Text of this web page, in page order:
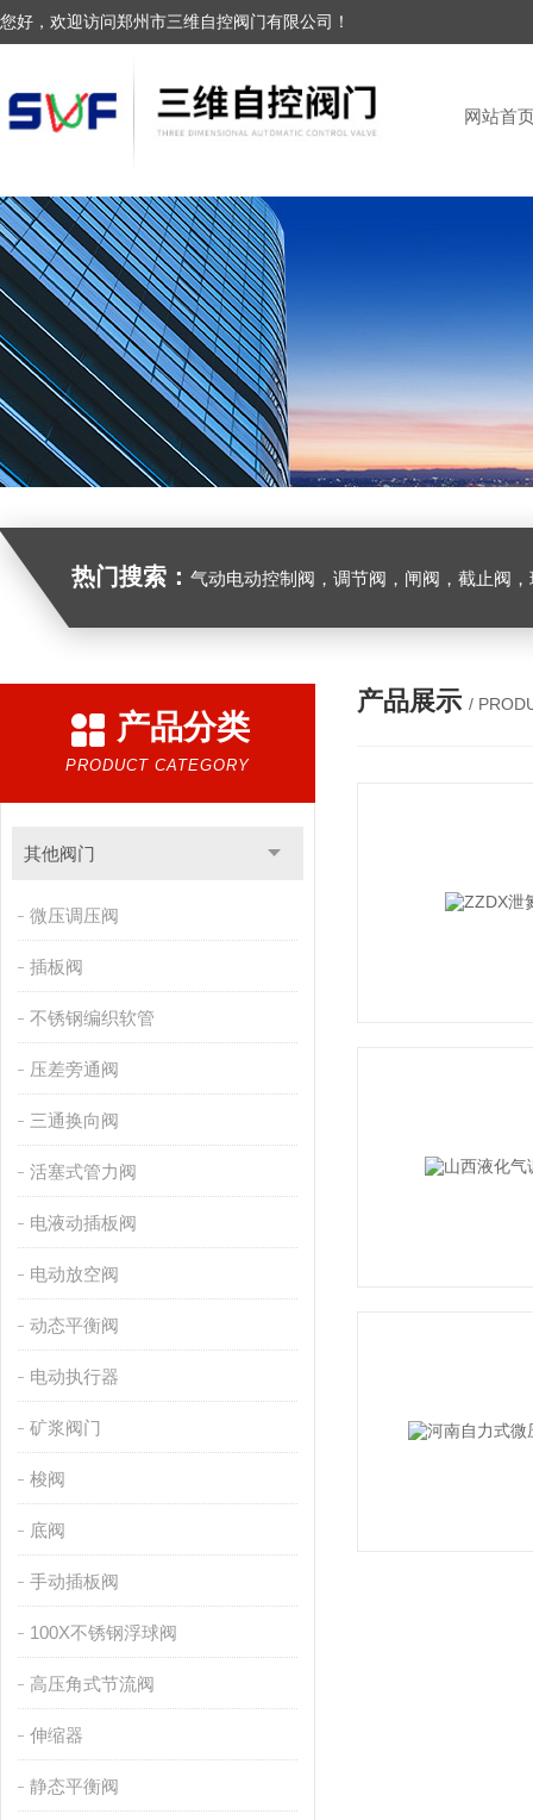
您好，欢迎访问郑州市三维自控阀门有限公司！
网站首
热门搜索： 气动电动控制阀，调节阀，闸阀，截止阀，球阀，蝶阀，止回阀，高温高压
产品分类
PRODUCT CATEGORY
其他阀门
微压调压阀
插板阀
不锈钢编织软管
压差旁通阀
三通换向阀
活塞式管力阀
电液动插板阀
电动放空阀
动态平衡阀
电动执行器
矿浆阀门
梭阀
底阀
手动插板阀
100X不锈钢浮球阀
高压角式节流阀
伸缩器
静态平衡阀
产品展示 /